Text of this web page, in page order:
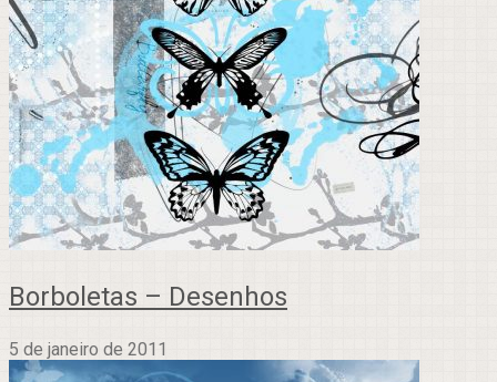
Borboletas – Desenhos
5 de janeiro de 2011